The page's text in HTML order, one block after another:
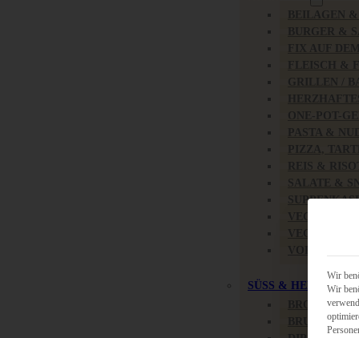
SALATE &
SÜSS & HERZHAFT
BRUNCH &
Wir
Wir